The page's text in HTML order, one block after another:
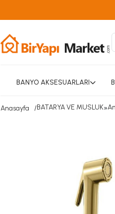
BANYO AKSESUARLARI
Anasayfa BATARYA VE MUSLUK»